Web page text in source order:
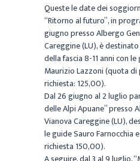
Queste le date dei
“Ritorno al futuro”, in
giugno presso Albergo
Careggine (LU), è
della fascia 8-11 anni con
Maurizio Lazzoni (quota
richiesta: 125,00).
Dal 26 giugno al 2 luglio
delle Alpi Apuane” presso
Vianova Careggine (LU),
le guide Sauro Farnocchia
richiesta 150,00).